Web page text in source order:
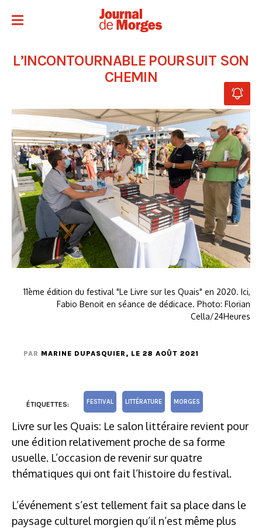
L’INCONTOURNABLE POURSUIT SON
CHEMIN
11ème édition du festival "Le Livre sur les Quais" en 2020. Ici,
Fabio Benoit en séance de dédicace. Photo: Florian
Cella/24Heures
PAR MARINE DUPASQUIER, LE 28 AOÛT 2021
ÉTIQUETTES: FESTIVAL LITTÉRATURE MORGES
Livre sur les Quais: Le salon littéraire revient pour
une édition relativement proche de sa forme
usuelle. L’occasion de revenir sur quatre
thématiques qui ont fait l’histoire du festival.
L’événement s’est tellement fait sa place dans le
paysage culturel morgien qu’il n’est même plus